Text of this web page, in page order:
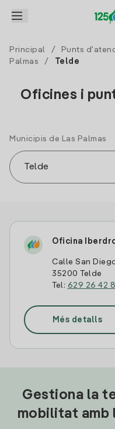
Principal / Punts
Palmas
/ Telde
Oficines i
Municipis de Las Palmas
Oficina
Calle San
35200 Telde
Tel: 629 26 42
Més detalls
Gestiona la
mobilitat amb